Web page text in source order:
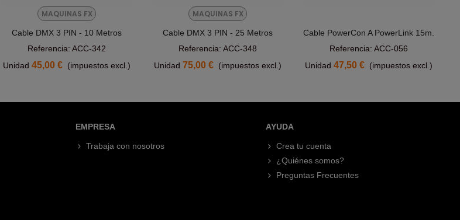
MAQUINAS FX
Añadir Al Carrito
Cable DMX 3 PIN - 10 Metros
Referencia: ACC-342
Unidad45,00 € (impuestos excl.)
MAQUINAS FX
Añadir Al Carrito
Cable DMX 3 PIN - 25 Metros
Referencia: ACC-348
Unidad75,00 € (impuestos excl.)
Añadir Al Carrito
Cable PowerCon A PowerLink 15m.
Referencia: ACC-056
Unidad47,50 € (impuestos excl.)
EMPRESA
Trabaja con nosotros
AYUDA
Crea tu cuenta
¿Quiénes somos?
Preguntas Frecuentes